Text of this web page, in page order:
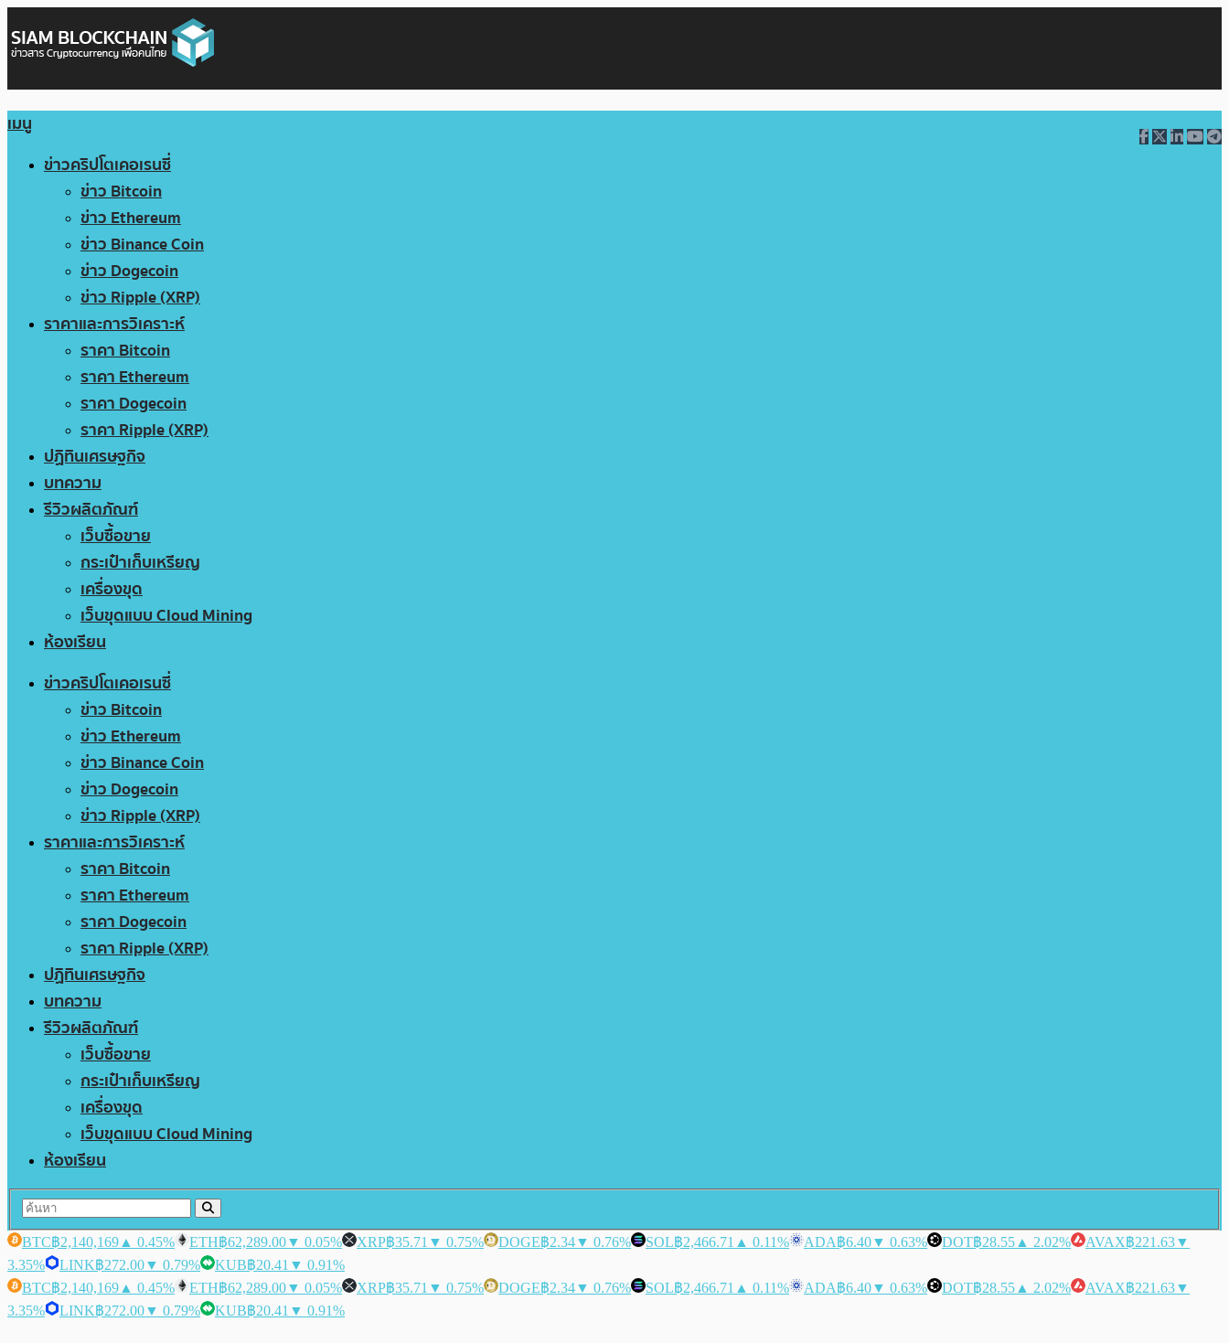
เมนู
ข่าวคริปโตเคอเรนซี่
ข่าว Bitcoin
ข่าว Ethereum
ข่าว Binance Coin
ข่าว Dogecoin
ข่าว Ripple (XRP)
ราคาและการวิเคราะห์
ราคา Bitcoin
ราคา Ethereum
ราคา Dogecoin
ราคา Ripple (XRP)
ปฏิทินเศรษฐกิจ
บทความ
รีวิวผลิตภัณฑ์
เว็บซื้อขาย
กระเป๋าเก็บเหรียญ
เครื่องขุด
เว็บขุดแบบ Cloud Mining
ห้องเรียน
ข่าวคริปโตเคอเรนซี่
ข่าว Bitcoin
ข่าว Ethereum
ข่าว Binance Coin
ข่าว Dogecoin
ข่าว Ripple (XRP)
ราคาและการวิเคราะห์
ราคา Bitcoin
ราคา Ethereum
ราคา Dogecoin
ราคา Ripple (XRP)
ปฏิทินเศรษฐกิจ
บทความ
รีวิวผลิตภัณฑ์
เว็บซื้อขาย
กระเป๋าเก็บเหรียญ
เครื่องขุด
เว็บขุดแบบ Cloud Mining
ห้องเรียน
BTC฿2,140,169 ▲ 0.45% ETH฿62,289.00▼ 0.05% XRP฿35.71 ▼ 0.75% DOGE฿2.34▼ 0.76% SOL฿2,466.71 ▲ 0.11% ADA฿6.40▼ 0.63% DOT฿28.55 ▲ 2.02% AVAX฿221.63▼
3.35%
LINK฿272.00▼ 0.79% KUB฿20.41 ▼ 0.91%
BTC฿2,140,169 ▲ 0.45% ETH฿62,289.00▼ 0.05% XRP฿35.71 ▼ 0.75% DOGE฿2.34▼ 0.76% SOL฿2,466.71 ▲ 0.11% ADA฿6.40▼ 0.63% DOT฿28.55 ▲ 2.02% AVAX฿221.63▼
3.35%
LINK฿272.00▼ 0.79% KUB฿20.41 ▼ 0.91%